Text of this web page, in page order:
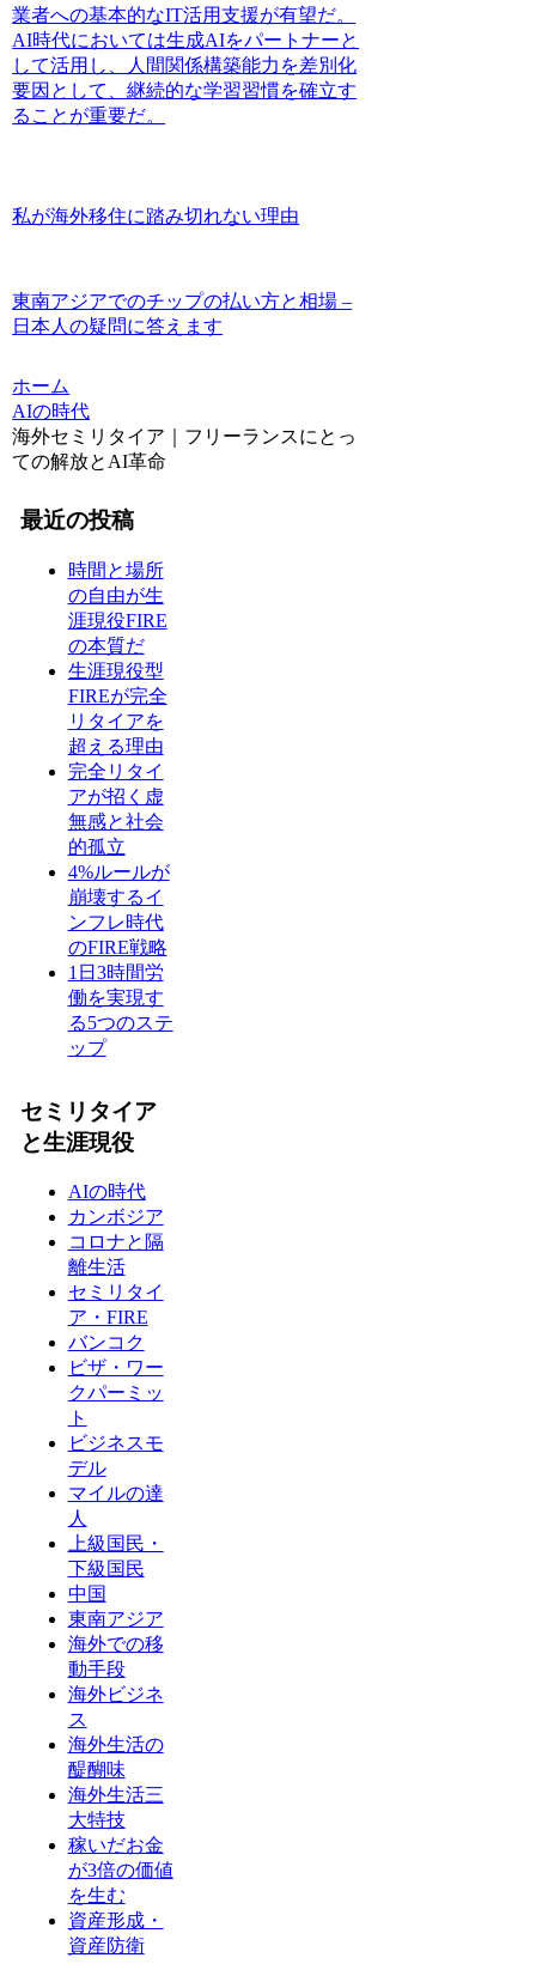
業者への基本的なIT活用支援が有望だ。
AI時代においては生成AIをパートナーと
して活用し、人間関係構築能力を差別化
要因として、継続的な学習習慣を確立す
ることが重要だ。
私が海外移住に踏み切れない理由
東南アジアでのチップの払い方と相場 –
日本人の疑問に答えます
ホーム
AIの時代
海外セミリタイア｜フリーランスにとっ
ての解放とAI革命
最近の投稿
時間と場所
の自由が生
涯現役FIRE
の本質だ
生涯現役型
FIREが完全
リタイアを
超える理由
完全リタイ
アが招く虚
無感と社会
的孤立
4%ルールが
崩壊するイ
ンフレ時代
のFIRE戦略
1日3時間労
働を実現す
る5つのステ
ップ
セミリタイア
と生涯現役
AIの時代
カンボジア
コロナと隔
離生活
セミリタイ
ア・FIRE
バンコク
ビザ・ワー
クパーミッ
ト
ビジネスモ
デル
マイルの達
人
上級国民・
下級国民
中国
東南アジア
海外での移
動手段
海外ビジネ
ス
海外生活の
醍醐味
海外生活三
大特技
稼いだお金
が3倍の価値
を生む
資産形成・
資産防衛